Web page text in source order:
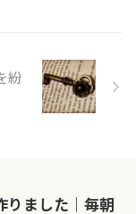
紛
りました｜毎朝